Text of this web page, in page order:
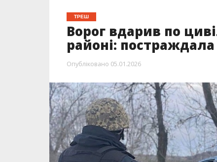
ТРЕШ
Ворог вдарив по
районі:
Опубліковано 05.01.2026